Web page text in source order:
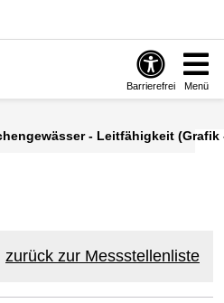
Barrierefrei Menü
- Leitfähigkeit (Grafik
zurück zur Messstellenliste